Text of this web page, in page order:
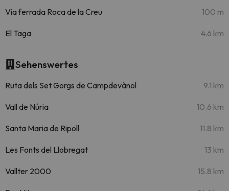
Via ferrada Roca de la Creu 100 m
El Taga 4.6 km
Sehenswertes
Ruta dels Set Gorgs de Campdevànol 9.1 km
Vall de Núria 10.6 km
Santa Maria de Ripoll 11.8 km
Les Fonts del Llobregat 13 km
Vallter 2000 15.8 km